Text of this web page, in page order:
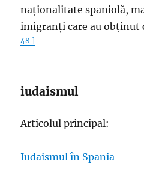
naționalitate spaniolă,
imigranți care au obținut
48 ]
iudaismul
Articolul principal:
Iudaismul în Spania